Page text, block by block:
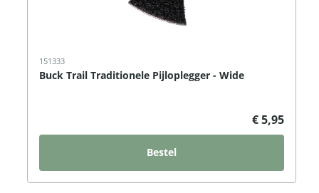
151333
Buck Trail Traditionele Pijloplegger - Wide
€ 5,95
Bestel